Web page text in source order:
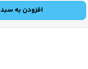
افزودن به سبد